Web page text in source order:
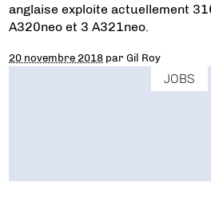
anglaise exploite actuellement
A320neo et 3 A321neo.
20 novembre 2018 parGil Roy
JOBS